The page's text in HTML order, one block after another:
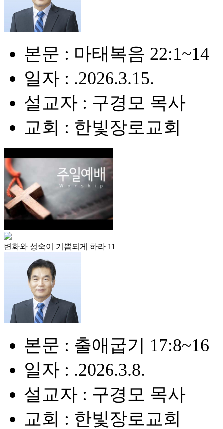
본문 : 마태복음 22:1~14
일자 : .2026.3.15.
설교자 : 구경모 목사
교회 : 한빛장로교회
변화와 성숙이 기쁨되게 하라 11
본문 : 출애굽기 17:8~16
일자 : .2026.3.8.
설교자 : 구경모 목사
교회 : 한빛장로교회